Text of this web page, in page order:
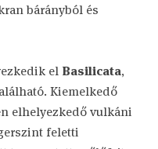
bárányból és
el Basilicata,
Kiemelkedő
elhelyezkedő vulkáni
feletti